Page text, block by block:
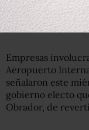
de comercio
la construcción.
Empresas
Aeropuerto
señalaron este
gobierno electo
Obrador, de